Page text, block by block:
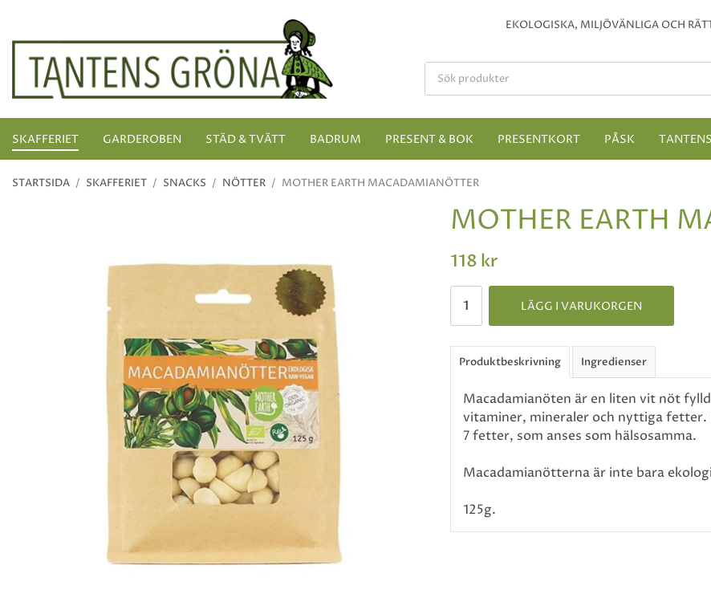
EKOLOGISKA, MILJÖVÄNLIGA OCH
SKAFFERIET GARDEROBEN STÄD & TVÄTT BADRUM PRESENT & BOK PRESENTKORT PÅSK
STARTSIDA / SKAFFERIET / SNACKS / NÖTTER / MOTHER EARTH MACADAMIANÖTTER
MOTHER EARTH
118 kr
LÄGG I VARUKORGEN
Produktbeskrivning Ingredienser
Macadamianöten är en liten vit nöt
vitaminer, mineraler och nyttiga fetter.
7 fetter, som anses som hälsosamma.
Macadamianötterna är inte bara
125g.